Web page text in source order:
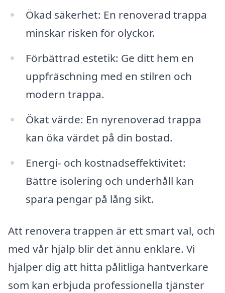
Ökad säkerhet: En renoverad trappa
minskar risken för olyckor.
Förbättrad estetik: Ge ditt hem en
uppfräschning med en stilren och
modern trappa.
Ökat värde: En nyrenoverad trappa
kan öka värdet på din bostad.
Energi- och kostnadseffektivitet:
Bättre isolering och underhåll kan
spara pengar på lång sikt.
Att renovera trappen är ett smart val, och
med vår hjälp blir det ännu enklare. Vi
hjälper dig att hitta pålitliga hantverkare
som kan erbjuda professionella tjänster